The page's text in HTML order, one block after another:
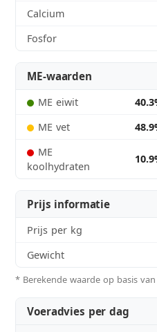
Calcium
Fosfor
ME-waarden
ME eiwit
ME vet
ME
koolhydraten
Prijs informatie
Prijs per kg
Gewicht
* Berekende waarde op basis
Voeradvies per dag